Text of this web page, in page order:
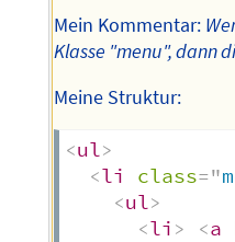
Mein Kommentar:
Klasse "menu", dann
Meine Struktur:
<ul>
<li class="
<ul>
<li > <a